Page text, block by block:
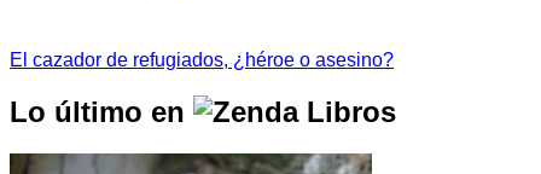
El cazador de refugiados, ¿héroe o asesino?
Lo último en